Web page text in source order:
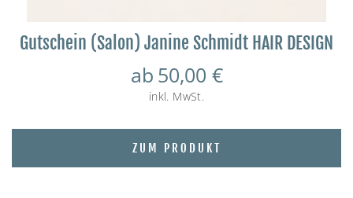
Gutschein (Salon) Janine Schmidt HAIR DESIGN
ab 50,00 €
inkl. MwSt.
ZUM PRODUKT